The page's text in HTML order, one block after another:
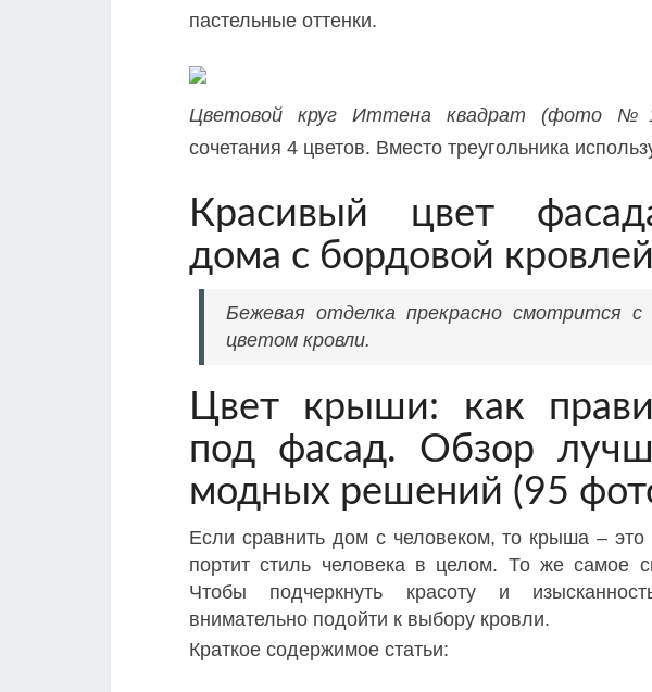
пастельные оттенки.
Цветовой круг Иттена квадрат (фото
сочетания 4 цветов. Вместо треугольника
Красивый цвет
дома с бордовой кровлей
Бежевая отделка прекрасно смотрится
цветом кровли.
Цвет крыши: как
под фасад. Обзор
модных решений (95
Если сравнить дом с человеком, то крыша – это
портит стиль человека в целом. То же самое
Чтобы подчеркнуть красоту и
внимательно подойти к выбору кровли.
Краткое содержимое статьи: